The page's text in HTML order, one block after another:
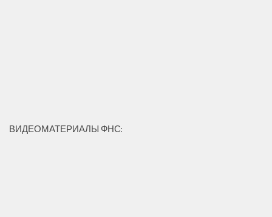
ВИДЕОМАТЕРИАЛЫ ФНС: